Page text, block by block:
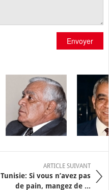
Envoyer
ARTICLE SUIVANT
Tunisie: Si vous n’avez pas
de pain, mangez de ...